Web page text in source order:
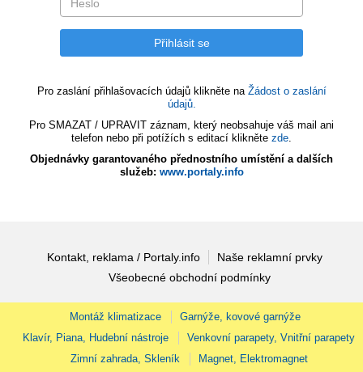
Pro zaslání přihlašovacích údajů klikněte na Žádost o zaslání
údajů.
Pro SMAZAT / UPRAVIT záznam, který neobsahuje váš mail ani
telefon nebo při potížích s editací klikněte zde.
Objednávky garantovaného přednostního umístění a dalších
služeb: www.portaly.info
Kontakt, reklama / Portaly.info
Naše reklamní prvky
Všeobecné obchodní podmínky
Montáž klimatizace
Garnýže, kovové garnýže
Klavír, Piana, Hudební nástroje
Venkovní parapety, Vnitřní parapety
Zimní zahrada, Skleník
Magnet, Elektromagnet